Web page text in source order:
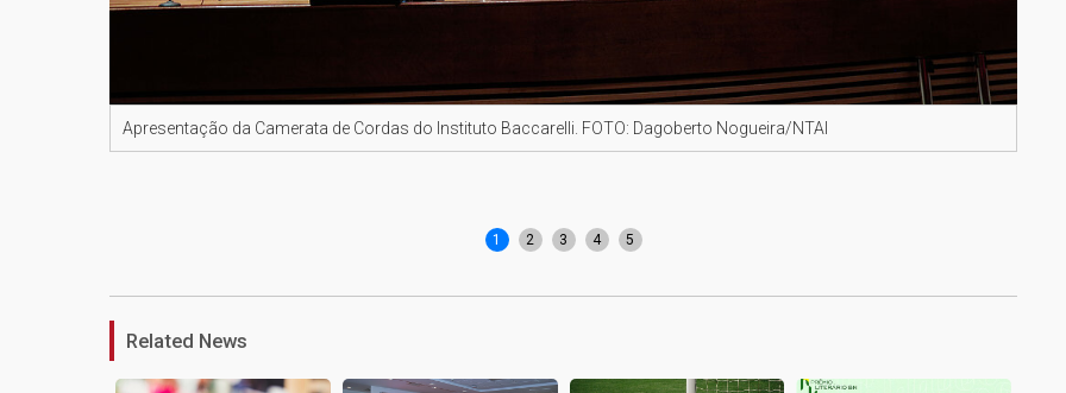
Apresentação da Camerata de Cordas do Instituto Baccarelli. FOTO: Dagoberto Nogueira/NTAI
1 2 3 4 5
Related News